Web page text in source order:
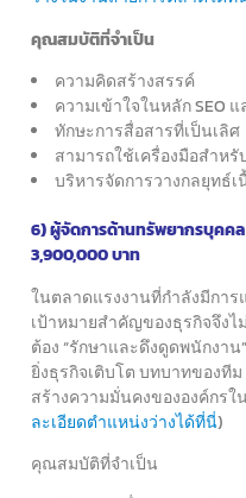
คุณสมบัติที่จำเป็น
ความคิดสร้างสรรค์
ความเข้าใจในหลัก SEO
ทักษะการสื่อสารที่เป็นเลิศ
สามารถใช้เครื่องมือสำห
บริหารจัดการวางกลยุทธ์
6) ผู้จัดการด้านทรัพยากรบุคค
3,900,000 บาท
ในตลาดแรงงานที่กำลังมีกา
เป้าหมายสำคัญของธุรกิจจึง
ต้อง “รักษาและดึงดูดพนักงา
ยิ่งธุรกิจเติบโต บทบาทของที
สร้างความมั่นคงขององค์กรใ
ละเอียดตำแหน่งว่างได้ที่นี่)
คุณสมบัติที่จำเป็น